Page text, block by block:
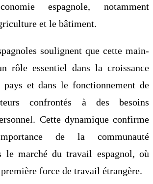
espagnole, notamment
et le bâtiment.
soulignent que cette main-
rôle essentiel dans la croissance
pays et dans le fonctionnement de
confrontés à des besoins
Cette dynamique confirme
de la communauté
le marché du travail espagnol, où
force de travail étrangère.